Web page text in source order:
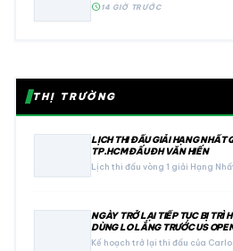
schedule14 GIỜ TRƯỚC
THỊ TRƯỜNG
LỊCH THI ĐẤU GIẢI HẠNG
TP.HCM ĐẤU ĐH VĂN HIẾN
Lịch thi đấu vòng 1 giải Hạng
NGÀY TRỞ LẠI TIẾP TỤC BỊ TRÌ
DÙNG LO LẮNG TRƯỚC US
Kế hoạch trở lại thi đấu của